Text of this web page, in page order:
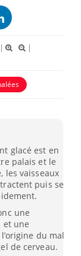
|
|
glacé est en
palais et le
les vaisseaux
puis se
une
et une
du mal
de cerveau.